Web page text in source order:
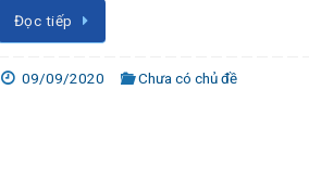
Đọc tiếp
09/09/2020 Chưa có chủ đề